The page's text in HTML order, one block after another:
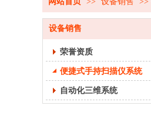
设备销售
荣誉资质
便捷式手持扫描仪系统
自动化三维系统